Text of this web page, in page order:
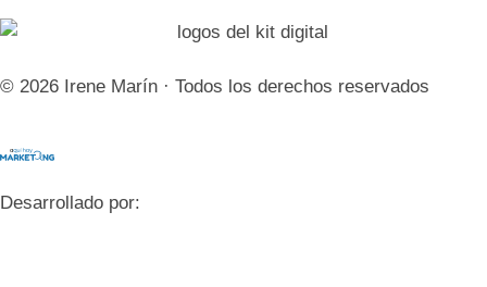
© 2026 Irene Marín · Todos los derechos reservados
Desarrollado por: